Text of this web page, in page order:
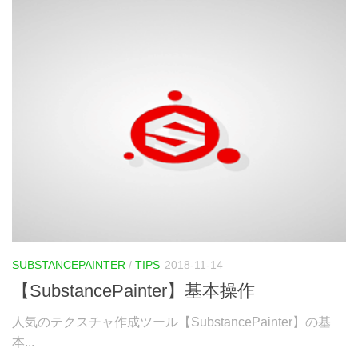
SUBSTANCEPAINTER / TIPS 2018-11-14
【SubstancePainter】基本操作
人気のテクスチャ作成ツール【SubstancePainter】の基
本...